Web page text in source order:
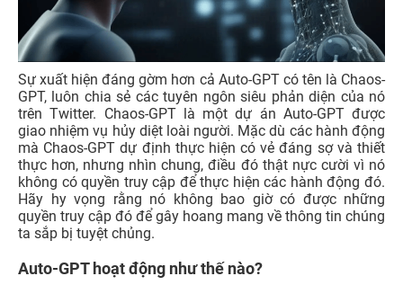
Sự xuất hiện đáng gờm hơn cả Auto-GPT có tên là Chaos-
GPT, luôn chia sẻ các tuyên ngôn siêu phản diện của nó
trên Twitter. Chaos-GPT là một dự án Auto-GPT được
giao nhiệm vụ hủy diệt loài người. Mặc dù các hành động
mà Chaos-GPT dự định thực hiện có vẻ đáng sợ và thiết
thực hơn, nhưng nhìn chung, điều đó thật nực cười vì nó
không có quyền truy cập để thực hiện các hành động đó.
Hãy hy vọng rằng nó không bao giờ có được những
quyền truy cập đó để gây hoang mang về thông tin chúng
ta sắp bị tuyệt chủng.
Auto-GPT hoạt động như thế nào?